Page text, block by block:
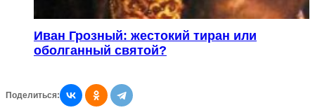
Иван Грозный: жестокий тиран или
оболганный святой?
Поделиться: